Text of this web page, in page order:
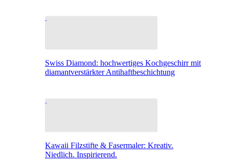
Swiss Diamond: hochwertiges Kochgeschirr mit
diamantverstärkter Antihaftbeschichtung
Kawaii Filzstifte & Fasermaler: Kreativ.
Niedlich. Inspirierend.